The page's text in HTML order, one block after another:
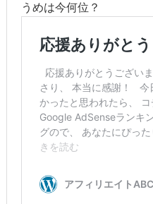
うめは今何位？